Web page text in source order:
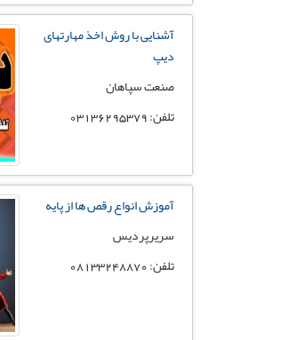
آشنایی با روش اخذ مهارتهای
دیپ
صنعت سپاهان
تلفن: 03136295379
آموزش انواع رقص ها از پایه
سریرپردیس
تلفن: 08133248870